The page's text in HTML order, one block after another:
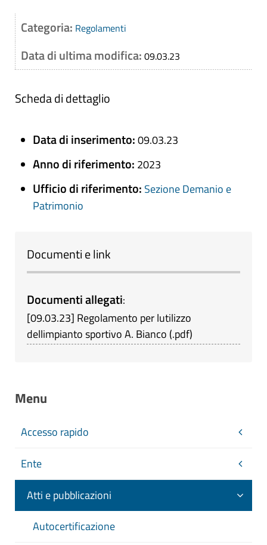
Categoria: Regolamenti
Data di ultima modifica: 09.03.23
Scheda di dettaglio
Data di inserimento:09.03.23
Anno di riferimento: 2023
Ufficio di riferimento: Sezione Demanio e
Patrimonio
Documenti e link
Documenti allegati:
[09.03.23] Regolamento per lutilizzo
dellimpianto sportivo A. Bianco (.pdf)
Menu
Accesso rapido
Ente
Atti e pubblicazioni
Autocertificazione